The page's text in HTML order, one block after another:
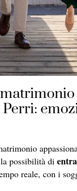
possibilità di
reale, con i